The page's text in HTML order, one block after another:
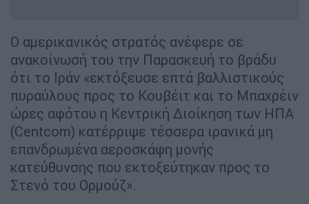
Ο αμερικανικός στρατός ανέφερε σε
ανακοίνωσή του την Παρασκευή το βράδυ
ότι το Ιράν «εκτόξευσε επτά βαλλιστικούς
πυραύλους προς το Κουβέιτ και το Μπαχρέιν
ώρες αφότου η Κεντρική Διοίκηση των ΗΠΑ
(Centcom) κατέρριψε τέσσερα ιρανικά μη
επανδρωμένα αεροσκάφη μονής
κατεύθυνσης που εκτοξεύτηκαν προς το
Στενό του Ορμούζ».